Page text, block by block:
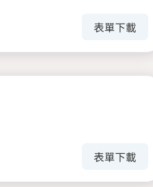
表單下載
表單下載